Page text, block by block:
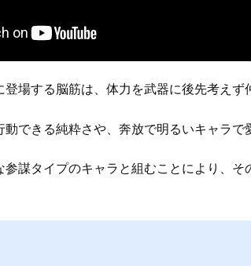
登場する脳筋は、体力を武器に後先考えず
できる純粋さや、奔放で明るいキャラで
参謀タイプのキャラと組むことにより、